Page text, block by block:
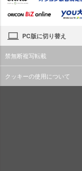
PC版に切り替え
禁無断複写転載
クッキーの使用について